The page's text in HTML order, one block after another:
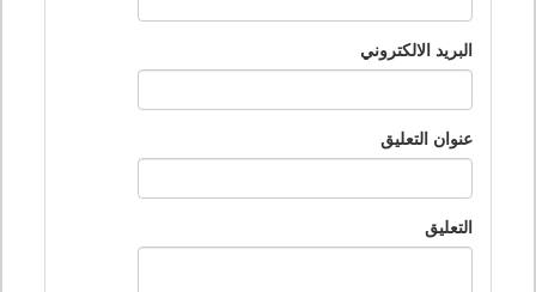
البريد الالكتروني
عنوان التعليق
التعليق